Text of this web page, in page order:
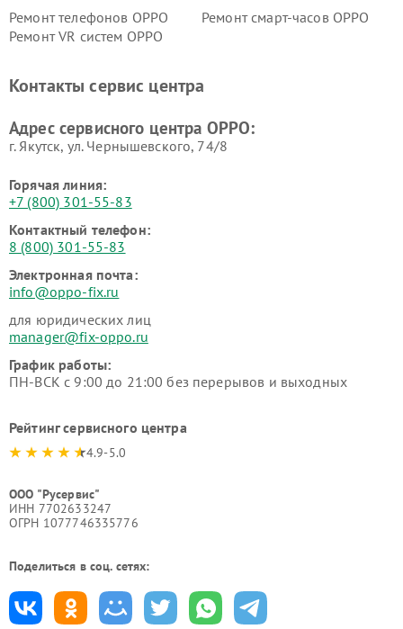
Ремонт телефонов OPPO
Ремонт смарт-часов OPPO
Ремонт VR систем OPPO
Контакты сервис центра
Адрес сервисного центра OPPO:
г. Якутск, ул. Чернышевского, 74/8
Горячая линия:
+7 (800) 301-55-83
Контактный телефон:
8 (800) 301-55-83
Электронная почта:
info@oppo-fix.ru
для юридических лиц
manager@fix-oppo.ru
График работы:
ПН-ВСК с 9:00 до 21:00 без перерывов и выходных
Рейтинг сервисного центра
4.9-5.0
ООО "Русервис"
ИНН 7702633247
ОГРН 1077746335776
Поделиться в соц. сетях: